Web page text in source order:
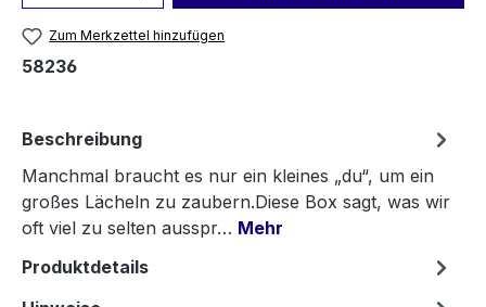
Zum Merkzettel hinzufügen
58236
Beschreibung
Manchmal braucht es nur ein kleines „du“, um ein
großes Lächeln zu zaubern.Diese Box sagt, was wir
oft viel zu selten ausspr… Mehr
Produktdetails